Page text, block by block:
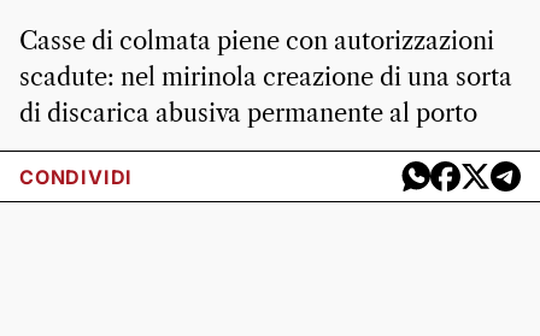
Casse di colmata piene con autorizzazioni
scadute: nel mirinola creazione di una sorta
di discarica abusiva permanente al porto
CONDIVIDI